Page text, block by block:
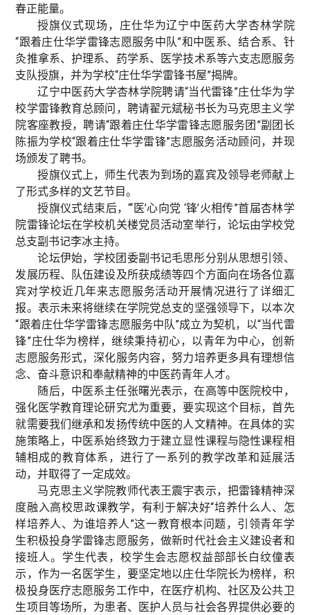
春正能量。
授旗仪式现场，庄仕华为辽宁中医药大学杏林学院
“跟着庄仕华学雷锋志愿服务中队”和中医系、结合系、针
灸推拿系、护理系、药学系、医学技术系等六支志愿服务
支队授旗，并为学校“庄仕华学雷锋书屋”揭牌。
辽宁中医药大学杏林学院聘请“当代雷锋”庄仕华为学
校学雷锋教育总顾问，聘请翟元斌秘书长为马克思主义学
院客座教授，聘请“跟着庄仕华学雷锋志愿服务团”副团长
陈振为学校“跟着庄仕华学雷锋”志愿服务活动顾问，并现
场颁发了聘书。
授旗仪式上，师生代表为到场的嘉宾及领导老师献上
了形式多样的文艺节目。
授旗仪式结束后，“‘医’心向党 ‘锋’火相传”首届杏林学
院雷锋论坛在学校机关楼党员活动室举行，论坛由学校党
总支副书记李冰主持。
论坛伊始，学校团委副书记毛思彤分别从思想引领、
发展历程、队伍建设及所获成绩等四个方面向在场各位嘉
宾对学校近几年来志愿服务活动开展情况进行了详细汇
报。表示未来将继续在学院党总支的坚强领导下，以本次
“跟着庄仕华学雷锋志愿服务中队”成立为契机，以“当代雷
锋”庄仕华为榜样，继续秉持初心，以青年为中心，创新
志愿服务形式，深化服务内容，努力培养更多具有理想信
念、奋斗意识和奉献精神的中医药青年人才。
随后，中医系主任张曙光表示，在高等中医院校中，
强化医学教育理论研究尤为重要，要实现这个目标，首先
就需要我们继承和发扬传统中医的人文精神。在具体的实
施策略上，中医系始终致力于建立显性课程与隐性课程相
辅相成的教育体系，进行了一系列的教学改革和延展活
动，并取得了一定成效。
马克思主义学院教师代表王震宇表示，把雷锋精神深
度融入高校思政课教学，有利于解决好“培养什么人、怎
样培养人、为谁培养人”这一教育根本问题，引领青年学
生积极投身学雷锋志愿服务，做新时代社会主义建设者和
接班人。学生代表，校学生会志愿权益部部长白纹僮表
示，作为一名医学生，要坚定地以庄仕华院长为榜样，积
极投身医疗志愿服务工作中，在医疗机构、社区及公共卫
生项目等场所，为患者、医护人员与社会各界提供必要的